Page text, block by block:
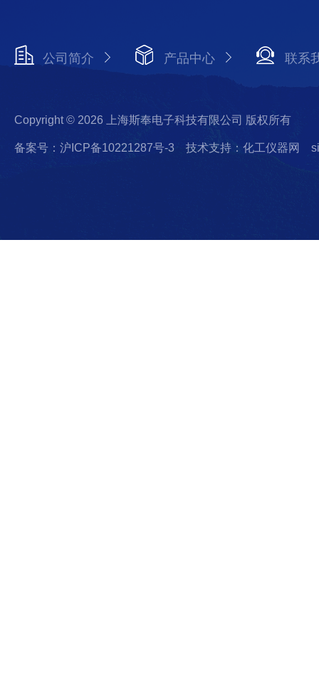
公司简介 产品中心 联系
Copyright © 2026 上海斯奉电子科技有限公司 版权所有
备案号：沪ICP备10221287号-3 技术支持：化工仪器网